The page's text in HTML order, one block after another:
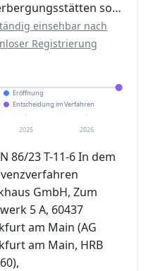
so…
einsehbar nach
Registrierung
Eröffnung
Entscheidung im Verfahren
2025 2026
86/23 T-11-6 In dem
GmbH, Zum
5 A, 60437
am Main (AG
am Main, HRB